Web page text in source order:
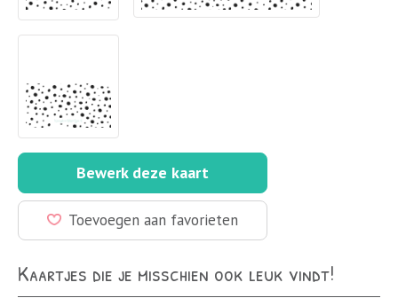
Bewerk deze kaart
Toevoegen aan favorieten
Kaartjes die je misschien ook leuk vindt!